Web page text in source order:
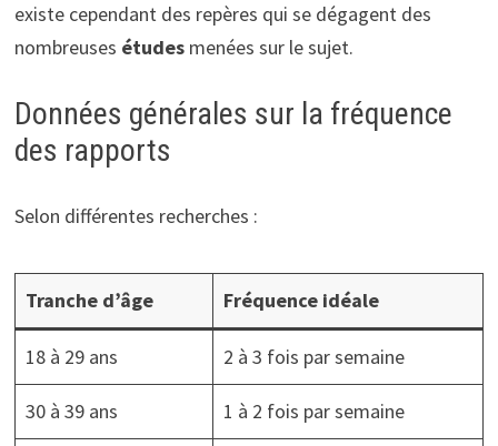
existe cependant des repères qui se dégagent des
nombreuses étudesmenées sur le sujet.
Données générales sur la fréquence
des rapports
Selon différentes recherches :
Tranche d’âge Fréquence idéale
18 à 29 ans 2 à 3 fois par semaine
30 à 39 ans 1 à 2 fois par semaine